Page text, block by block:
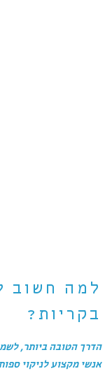
למה חשוב
בקריות?
הדרך הטובה ביותר,
אנשי מקצוע לניקוי